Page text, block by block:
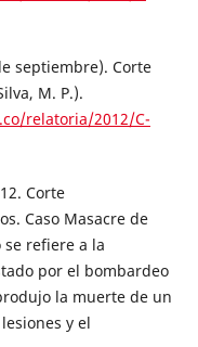
septiembre). Corte
M. P.).
relatoria/2012/C-
Corte
Caso Masacre de
se refiere a la
por el bombardeo
la muerte de un
y el